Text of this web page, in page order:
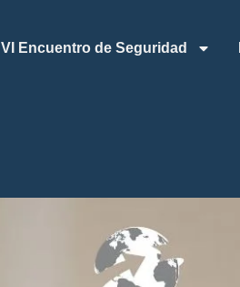
VI Encuentro de Seguridad